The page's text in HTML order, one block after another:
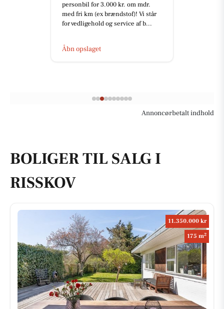
personbil for 3.000 kr. om mdr.
med fri km (ex brændstof)! Vi står
for vedligehold og service af b...
Åbn opslaget
Annoncørbetalt indhold
BOLIGER TIL SALG I
RISSKOV
11.350.000 kr
175 m2